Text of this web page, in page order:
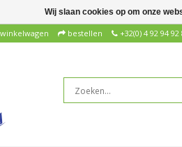
winkelwagen bestellen +32(0) 4 92 94 92
Wij slaan cookies op om onze